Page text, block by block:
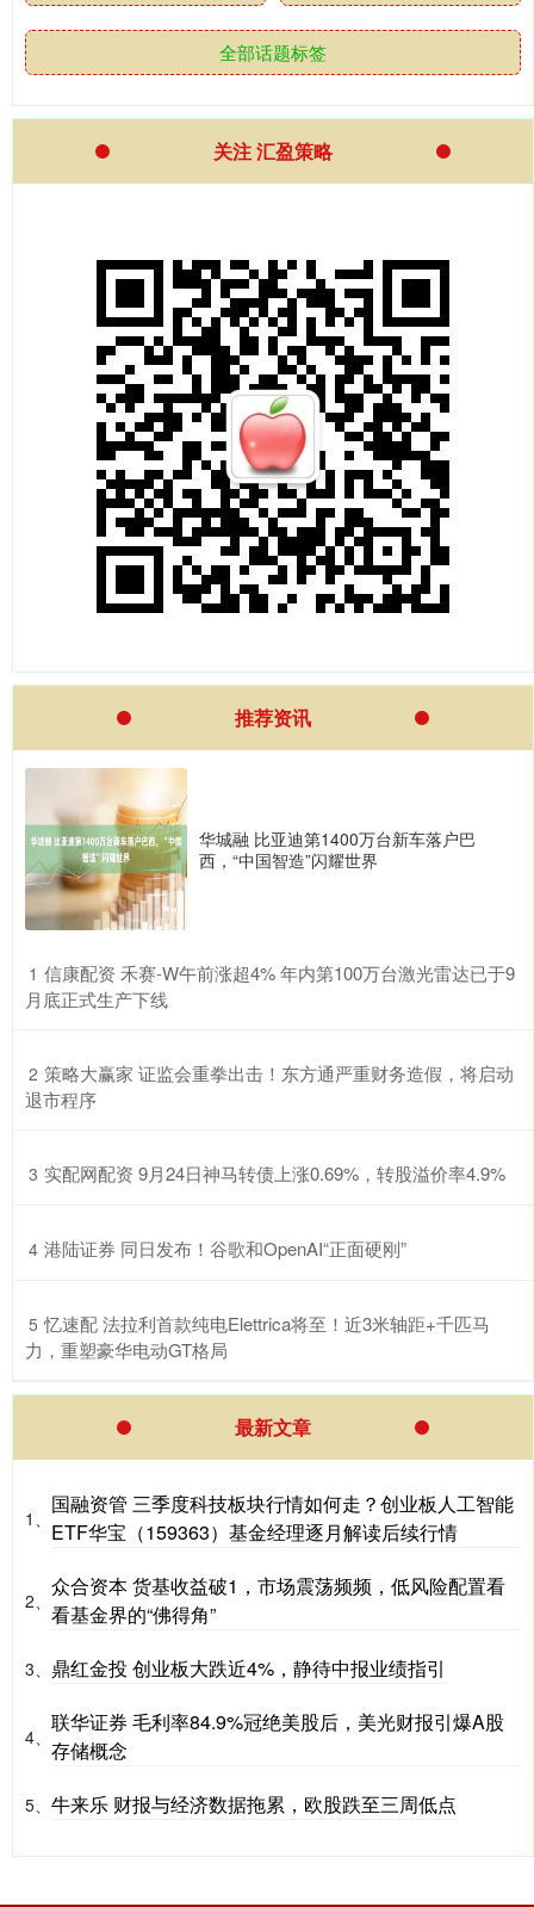
全部话题标签
关注 汇盈策略
推荐资讯
华城融 比亚迪第1400万台新车落户巴
西，“中国智造”闪耀世界
1 ​信康配资 禾赛-W午前涨超4% 年内第100万台激光雷达已于9
月底正式生产下线
2 ​策略大赢家 证监会重拳出击！东方通严重财务造假，将启动
退市程序
3 ​实配网配资 9月24日神马转债上涨0.69%，转股溢价率4.9%
4 ​港陆证券 同日发布！谷歌和OpenAI“正面硬刚”
5 ​忆速配 法拉利首款纯电Elettrica将至！近3米轴距+千匹马
力，重塑豪华电动GT格局
最新文章
1、
国融资管 三季度科技板块行情如何走？创业板人工智能
ETF华宝（159363）基金经理逐月解读后续行情
2、
众合资本 货基收益破1，市场震荡频频，低风险配置看
看基金界的“佛得角”
3、 鼎红金投 创业板大跌近4%，静待中报业绩指引
4、
联华证券 毛利率84.9%冠绝美股后，美光财报引爆A股
存储概念
5、 牛来乐 财报与经济数据拖累，欧股跌至三周低点